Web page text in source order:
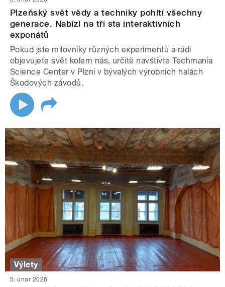
Plzeňský svět vědy a techniky pohltí všechny
generace. Nabízí na tři sta interaktivních
exponátů
Pokud jste milovníky různých experimentů a rádi
objevujete svět kolem nás, určitě navštivte Techmania
Science Center v Plzni v bývalých výrobních halách
Škodových závodů.
Výlety
5. únor 2026